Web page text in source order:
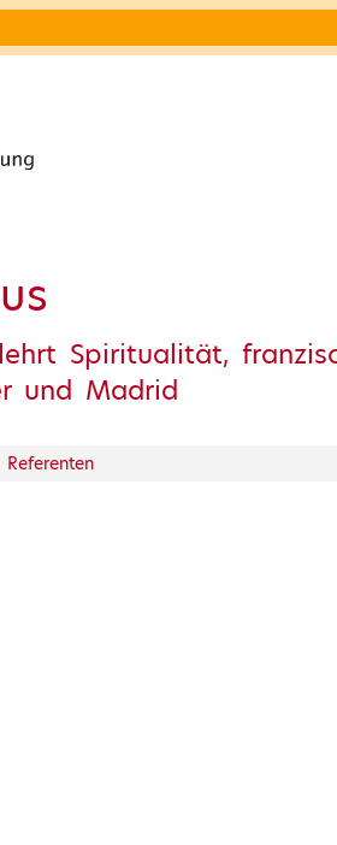
Spiritualität,
und Madrid